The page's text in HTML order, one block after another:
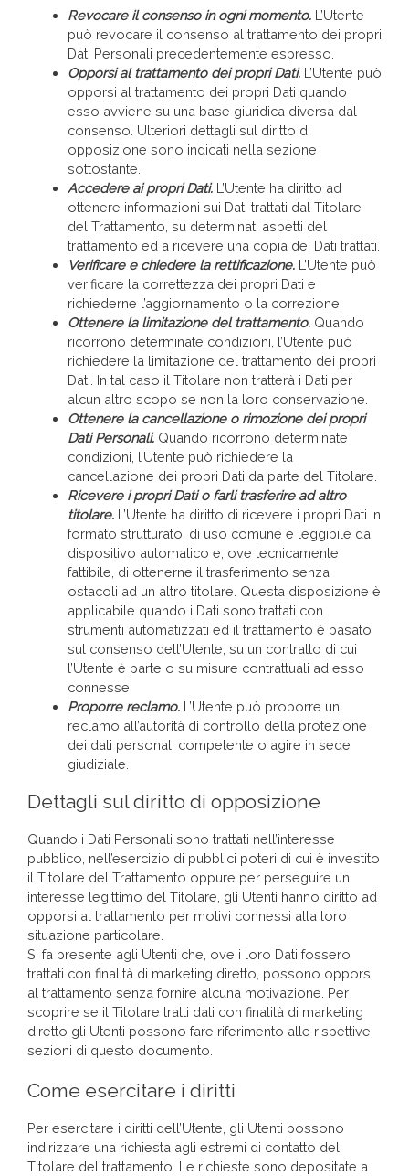
Revocare il consenso in ogni momento.L’Utente
può revocare il consenso al trattamento dei propri
Dati Personali precedentemente espresso.
Opporsi al trattamento dei propri Dati.L’Utente può
opporsi al trattamento dei propri Dati quando
esso avviene su una base giuridica diversa dal
consenso. Ulteriori dettagli sul diritto di
opposizione sono indicati nella sezione
sottostante.
Accedere ai propri Dati.L’Utente ha diritto ad
ottenere informazioni sui Dati trattati dal Titolare
del Trattamento, su determinati aspetti del
trattamento ed a ricevere una copia dei Dati trattati.
Verificare e chiedere la rettificazione.L’Utente può
verificare la correttezza dei propri Dati e
richiederne l’aggiornamento o la correzione.
Ottenere la limitazione del trattamento. Quando
ricorrono determinate condizioni, l’Utente può
richiedere la limitazione del trattamento dei propri
Dati. In tal caso il Titolare non tratterà i Dati per
alcun altro scopo se non la loro conservazione.
Ottenere la cancellazione o rimozione dei propri
Dati Personali.Quando ricorrono determinate
condizioni, l’Utente può richiedere la
cancellazione dei propri Dati da parte del Titolare.
Ricevere i propri Dati o farli trasferire ad altro
titolare.L’Utente ha diritto di ricevere i propri Dati in
formato strutturato, di uso comune e leggibile da
dispositivo automatico e, ove tecnicamente
fattibile, di ottenerne il trasferimento senza
ostacoli ad un altro titolare. Questa disposizione è
applicabile quando i Dati sono trattati con
strumenti automatizzati ed il trattamento è basato
sul consenso dell’Utente, su un contratto di cui
l’Utente è parte o su misure contrattuali ad esso
connesse.
Proporre reclamo.L’Utente può proporre un
reclamo all’autorità di controllo della protezione
dei dati personali competente o agire in sede
giudiziale.
Dettagli sul diritto di opposizione
Quando i Dati Personali sono trattati nell’interesse
pubblico, nell’esercizio di pubblici poteri di cui è investito
il Titolare del Trattamento oppure per perseguire un
interesse legittimo del Titolare, gli Utenti hanno diritto ad
opporsi al trattamento per motivi connessi alla loro
situazione particolare.
Si fa presente agli Utenti che, ove i loro Dati fossero
trattati con finalità di marketing diretto, possono opporsi
al trattamento senza fornire alcuna motivazione. Per
scoprire se il Titolare tratti dati con finalità di marketing
diretto gli Utenti possono fare riferimento alle rispettive
sezioni di questo documento.
Come esercitare i diritti
Per esercitare i diritti dell’Utente, gli Utenti possono
indirizzare una richiesta agli estremi di contatto del
Titolare del trattamento. Le richieste sono depositate a